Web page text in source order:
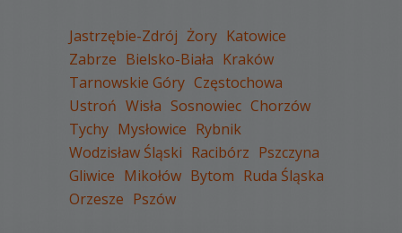
WYŚWIETLEŃ:
1661
KOMENTARZY:
Jastrzębie-Zdrój Żory Katowice
Zabrze Bielsko-Biała Kraków
Tarnowskie Góry Częstochowa
Ustroń Wisła Sosnowiec Chorzów
Tychy Mysłowice Rybnik
Wodzisław Śląski Racibórz Pszczyna
Gliwice Mikołów Bytom Ruda Śląska
Orzesze Pszów